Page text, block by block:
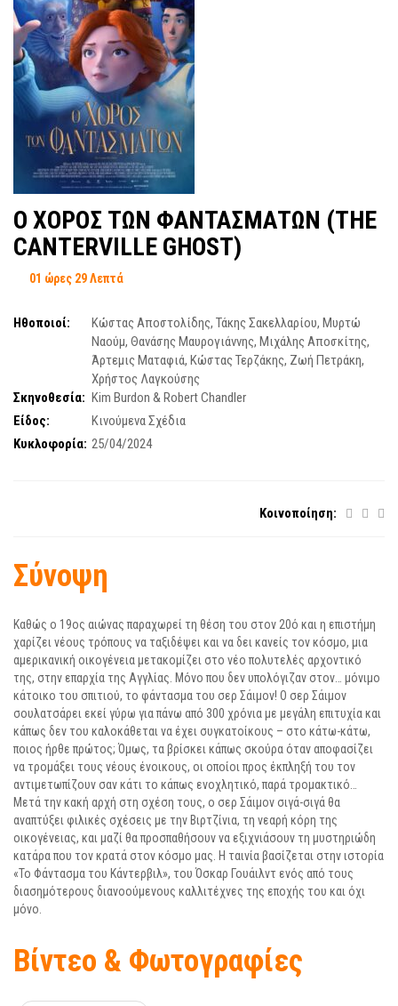
Ο ΧΟΡΟΣ ΤΩΝ ΦΑΝΤΑΣΜΑΤΩΝ (THE
CANTERVILLE GHOST)
01 ώρες 29 Λεπτά
Ηθοποιοί: Κώστας Αποστολίδης, Τάκης Σακελλαρίου, Μυρτώ
Ναούμ, Θανάσης Μαυρογιάννης, Μιχάλης Αποσκίτης,
Άρτεμις Ματαφιά, Κώστας Τερζάκης, Ζωή Πετράκη,
Χρήστος Λαγκούσης
Σκηνοθεσία: Kim Burdon & Robert Chandler
Είδος:
Κινούμενα Σχέδια
Κυκλοφορία: 25/04/2024
Κοινοποίηση:
Σύνοψη
Καθώς ο 19ος αιώνας παραχωρεί τη θέση του στον 20ό και η επιστήμη
χαρίζει νέους τρόπους να ταξιδέψει και να δει κανείς τον κόσμο, μια
αμερικανική οικογένεια μετακομίζει στο νέο πολυτελές αρχοντικό
της, στην επαρχία της Αγγλίας. Μόνο που δεν υπολόγιζαν στον… μόνιμο
κάτοικο του σπιτιού, το φάντασμα του σερ Σάιμον! Ο σερ Σάιμον
σουλατσάρει εκεί γύρω για πάνω από 300 χρόνια με μεγάλη επιτυχία και
κάπως δεν του καλοκάθεται να έχει συγκατοίκους – στο κάτω-κάτω,
ποιος ήρθε πρώτος; Όμως, τα βρίσκει κάπως σκούρα όταν αποφασίζει
να τρομάξει τους νέους ένοικους, οι οποίοι προς έκπληξή του τον
αντιμετωπίζουν σαν κάτι το κάπως ενοχλητικό, παρά τρομακτικό…
Μετά την κακή αρχή στη σχέση τους, ο σερ Σάιμον σιγά-σιγά θα
αναπτύξει φιλικές σχέσεις με την Βιρτζίνια, τη νεαρή κόρη της
οικογένειας, και μαζί θα προσπαθήσουν να εξιχνιάσουν τη μυστηριώδη
κατάρα που τον κρατά στον κόσμο μας. Η ταινία βασίζεται στην ιστορία
«Το Φάντασμα του Κάντερβιλ», του Όσκαρ Γουάιλντ ενός από τους
διασημότερους διανοούμενους καλλιτέχνες της εποχής του και όχι
μόνο.
Βίντεο & Φωτογραφίες